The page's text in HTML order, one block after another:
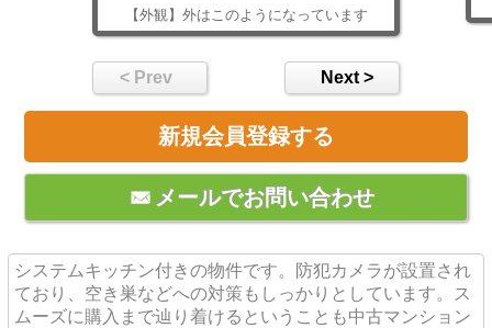
【外観】外はこのようになっています
< Prev Next >
新規会員登録する
メールでお問い合わせ
システムキッチン付きの物件です。防犯カメラが設置され
ており、空き巣などへの対策もしっかりとしています。ス
ムーズに購入まで辿り着けるということも中古マンション